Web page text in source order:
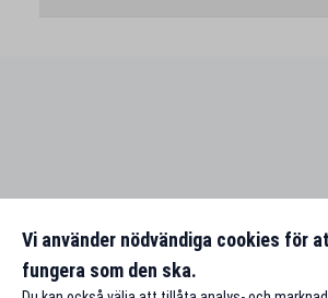
Vi använder nödvändiga cookies för
fungera som den ska.